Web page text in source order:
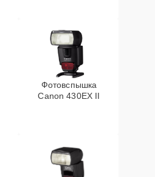
Фотовспышка
Canon 430EX II